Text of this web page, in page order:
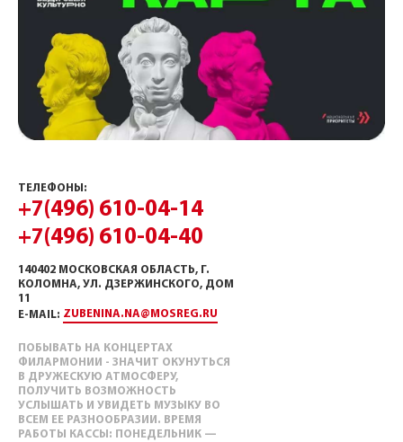
ТЕЛЕФОНЫ:
+7(496) 610-04-14
+7(496) 610-04-40
140402 МОСКОВСКАЯ ОБЛАСТЬ, Г.
КОЛОМНА, УЛ. ДЗЕРЖИНСКОГО, ДОМ
11
E-MAIL: ZUBENINA.NA@MOSREG.RU
ПОБЫВАТЬ НА КОНЦЕРТАХ
ФИЛАРМОНИИ - ЗНАЧИТ ОКУНУТЬСЯ
В ДРУЖЕСКУЮ АТМОСФЕРУ,
ПОЛУЧИТЬ ВОЗМОЖНОСТЬ
УСЛЫШАТЬ И УВИДЕТЬ МУЗЫКУ ВО
ВСЕМ ЕЕ РАЗНООБРАЗИИ. ВРЕМЯ
РАБОТЫ КАССЫ: ПОНЕДЕЛЬНИК —